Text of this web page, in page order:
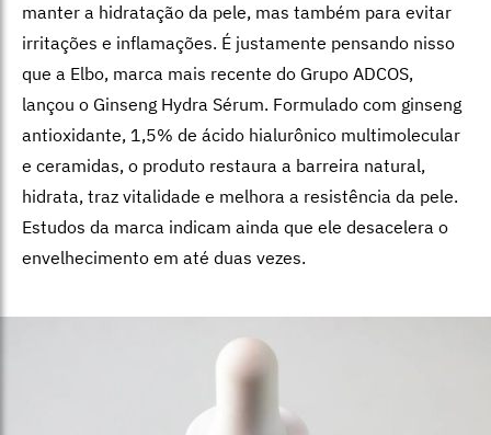
manter a hidratação da pele, mas também para evitar
irritações e inflamações. É justamente pensando nisso
que a Elbo, marca mais recente do Grupo ADCOS,
lançou o Ginseng Hydra Sérum. Formulado com ginseng
antioxidante, 1,5% de ácido hialurônico multimolecular
e ceramidas, o produto restaura a barreira natural,
hidrata, traz vitalidade e melhora a resistência da pele.
Estudos da marca indicam ainda que ele desacelera o
envelhecimento em até duas vezes.